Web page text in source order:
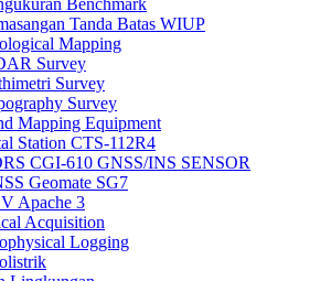
Benchmark
Tanda Batas WIUP
Mapping
Survey
Survey
Survey
Mapping Equipment
Station CTS-112R4
CGI-610 GNSS/INS SENSOR
Geomate SG7
Apache 3
Acquisition
Logging